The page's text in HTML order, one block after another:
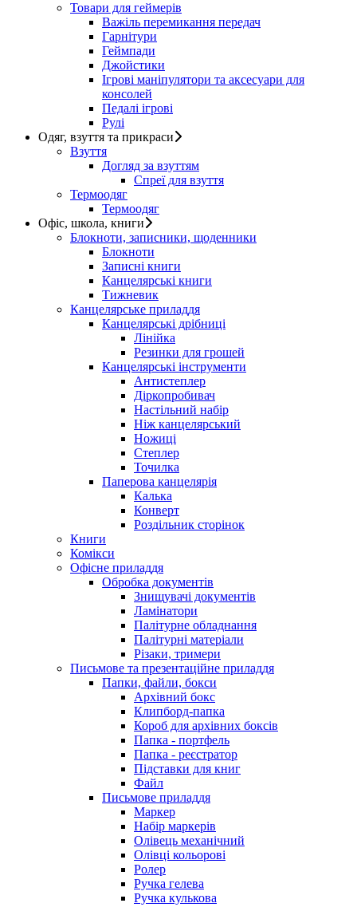
Товари для геймерів
Важіль перемикання передач
Гарнітури
Геймпади
Джойстики
Ігрові маніпулятори та аксесуари для
консолей
Педалі ігрові
Рулі
Одяг, взуття та прикраси
Взуття
Догляд за взуттям
Спреї для взуття
Термоодяг
Термоодяг
Офіс, школа, книги
Блокноти, записники, щоденники
Блокноти
Записні книги
Канцелярські книги
Тижневик
Канцелярське приладдя
Канцелярські дрібниці
Лінійка
Резинки для грошей
Канцелярські інструменти
Антистеплер
Діркопробивач
Настільний набір
Ніж канцелярський
Ножиці
Степлер
Точилка
Паперова канцелярія
Калька
Конверт
Роздільник сторінок
Книги
Комікси
Офісне приладдя
Обробка документів
Знищувачі документів
Ламінатори
Палітурне обладнання
Палітурні матеріали
Різаки, тримери
Письмове та презентаційне приладдя
Папки, файли, бокси
Архівний бокс
Клипборд-папка
Короб для архівних боксів
Папка - портфель
Папка - реєстратор
Підставки для книг
Файл
Письмове приладдя
Маркер
Набір маркерів
Олівець механічний
Олівці кольорові
Ролер
Ручка гелева
Ручка кулькова